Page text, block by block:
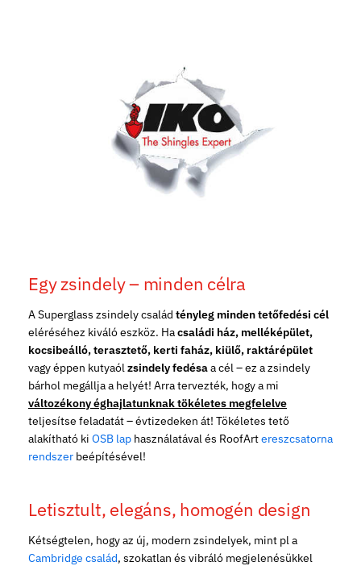
Egy zsindely – minden célra
A Superglass zsindely család tényleg minden tetőfedési cél
eléréséhez kiváló eszköz. Hacsaládi ház, melléképület,
kocsibeálló, terasztető, kerti faház, kiülő, raktárépület
vagy éppen kutyaól zsindely fedésaa cél – ez a zsindely
bárhol megállja a helyét! Arra tervezték, hogy a mi
változékony éghajlatunknak tökéletes megfelelve
teljesítse feladatát – évtizedeken át! Tökéletes tető
alakítható ki OSB lap használatával és RoofArtereszcsatorna
rendszer beépítésével!
Letisztult, elegáns, homogén design
Kétségtelen, hogy az új, modern zsindelyek, mint pl a
Cambridge család, szokatlan és vibráló megjelenésükkel